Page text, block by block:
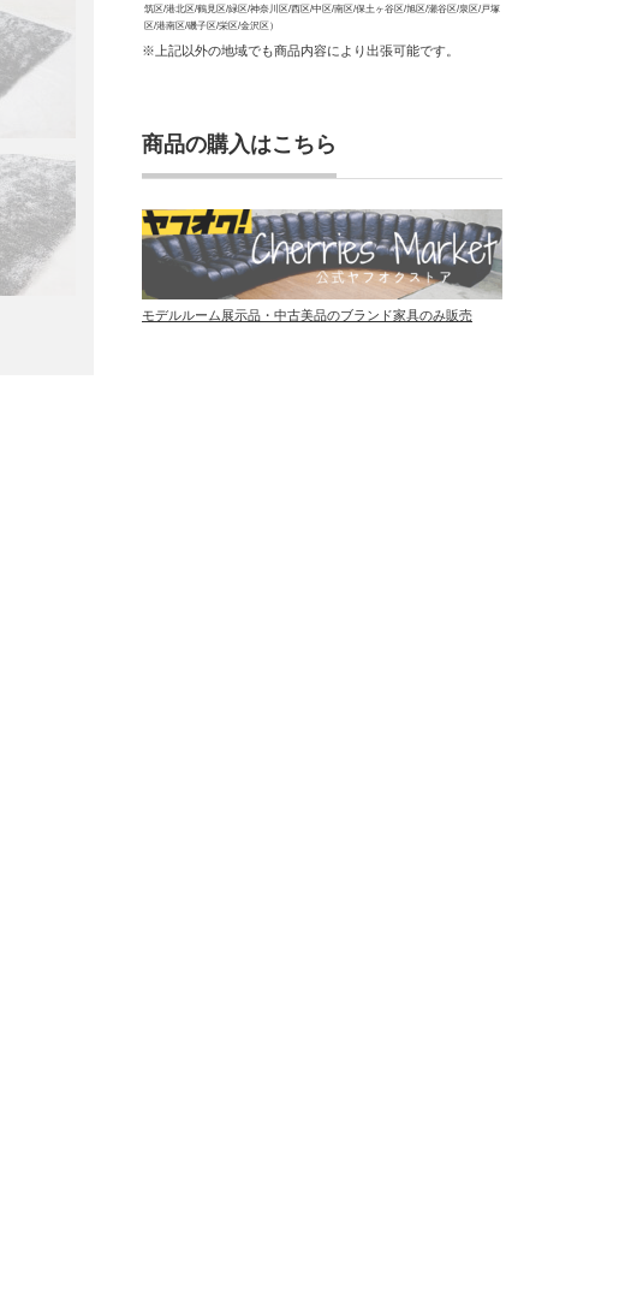
筑区/港北区/鶴見区/緑区/神奈川区/西区/中区/南区/保土ヶ谷区/旭区/瀬谷区/泉区/戸塚
区/港南区/磯子区/栄区/金沢区）
※上記以外の地域でも商品内容により出張可能です。
商品の購入はこちら
モデルルーム展示品・中古美品のブランド家具のみ販売